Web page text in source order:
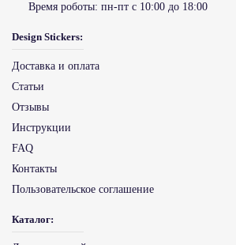
Время роботы: пн-пт с 10:00 до 18:00
Design Stickers:
Доставка и оплата
Статьи
Отзывы
Инструкции
FAQ
Контакты
Пользовательское соглашение
Каталог: